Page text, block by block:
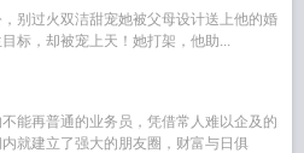
别过火双洁甜宠她被父母设计送上他的婚
标，却被宠上天！她打架，他助...
能再普通的业务员，凭借常人难以企及的
就建立了强大的朋友圈，财富与日俱